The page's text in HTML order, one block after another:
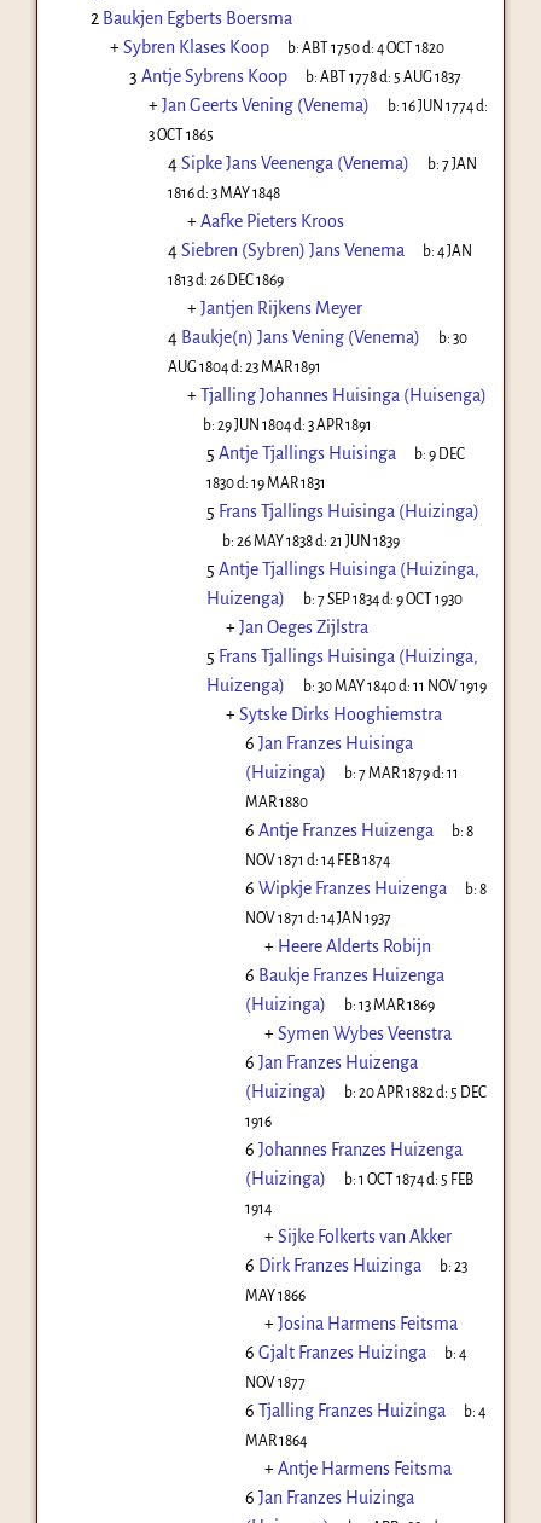
2 Baukjen Egberts Boersma
+Sybren Klases Koop b:ABT 1750d:4 OCT 1820
3 Antje Sybrens Koop b:ABT 1778d: 5 AUG 1837
+Jan Geerts Vening (Venema) b:16 JUN 1774d:
3 OCT 1865
4Sipke Jans Veenenga (Venema) b:7 JAN
1816d: 3 MAY 1848
+Aafke Pieters Kroos
4Siebren (Sybren) Jans Venema b:4 JAN
1813d: 26 DEC 1869
+Jantjen Rijkens Meyer
4 Baukje(n) Jans Vening (Venema) b:30
AUG 1804d: 23 MAR 1891
+Tjalling Johannes Huisinga (Huisenga)
b:29 JUN 1804d:3 APR 1891
5 Antje Tjallings Huisinga b:9 DEC
1830d: 19 MAR 1831
5 Frans Tjallings Huisinga (Huizinga)
b:26 MAY 1838d:21 JUN 1839
5 Antje Tjallings Huisinga (Huizinga,
Huizenga)
b:7 SEP 1834d:9 OCT 1930
+Jan Oeges Zijlstra
5 Frans Tjallings Huisinga (Huizinga,
Huizenga)
b:30 MAY 1840d:11 NOV 1919
+Sytske Dirks Hooghiemstra
6 Jan Franzes Huisinga
(Huizinga)
b:7 MAR 1879d:11
MAR 1880
6 Antje Franzes Huizenga b:8
NOV 1871 d: 14 FEB 1874
6 Wipkje Franzes Huizenga b:8
NOV 1871 d: 14 JAN 1937
+ Heere Alderts Robijn
6 Baukje Franzes Huizenga
(Huizinga)
b:13 MAR 1869
+Symen Wybes Veenstra
6 Jan Franzes Huizenga
(Huizinga)
b:20 APR 1882 d: 5 DEC
1916
6 Johannes Franzes Huizenga
(Huizinga)
b:1 OCT 1874d: 5 FEB
1914
+Sijke Folkerts van Akker
6 Dirk Franzes Huizinga b:23
MAY 1866
+Josina Harmens Feitsma
6 Gjalt Franzes Huizinga b:4
NOV 1877
6 Tjalling Franzes Huizinga b:4
MAR 1864
+Antje Harmens Feitsma
6 Jan Franzes Huizinga